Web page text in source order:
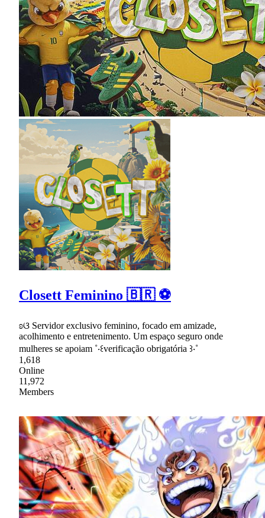
Closett Feminino 🇧🇷 ⚽
ʚଓ Servidor exclusivo feminino, focado em amizade,
acolhimento e entretenimento. Um espaço seguro onde
mulheres se apoiam ˚‧꒰verificação obrigatória ꒱‧˚
1,618
Online
11,972
Members